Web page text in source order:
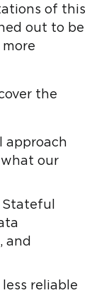
of this
out to be
more
the
approach
our
and
reliable